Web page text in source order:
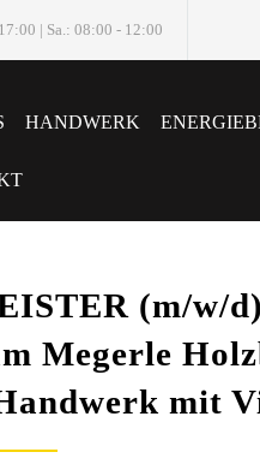
| Sa.: 08:00 - 12:00
HANDWERK
(m/w/d)
Megerle
mit